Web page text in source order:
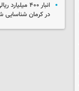
انبار ۴۰۰
در کرمان شناسایی